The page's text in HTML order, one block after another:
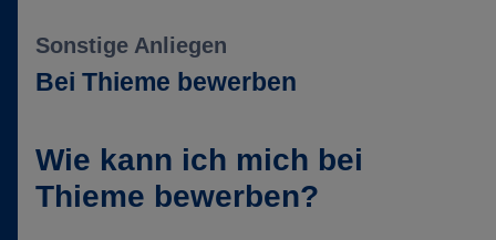
Sonstige Anliegen
Bei Thieme bewerben
Wie kann ich mich bei
Thieme bewerben?